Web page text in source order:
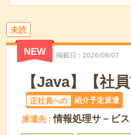
未読
NEW 掲載日 2026/08/07
【Java】【社
正社員への 紹介予定派遣
派遣先 情報処理サ－ビス